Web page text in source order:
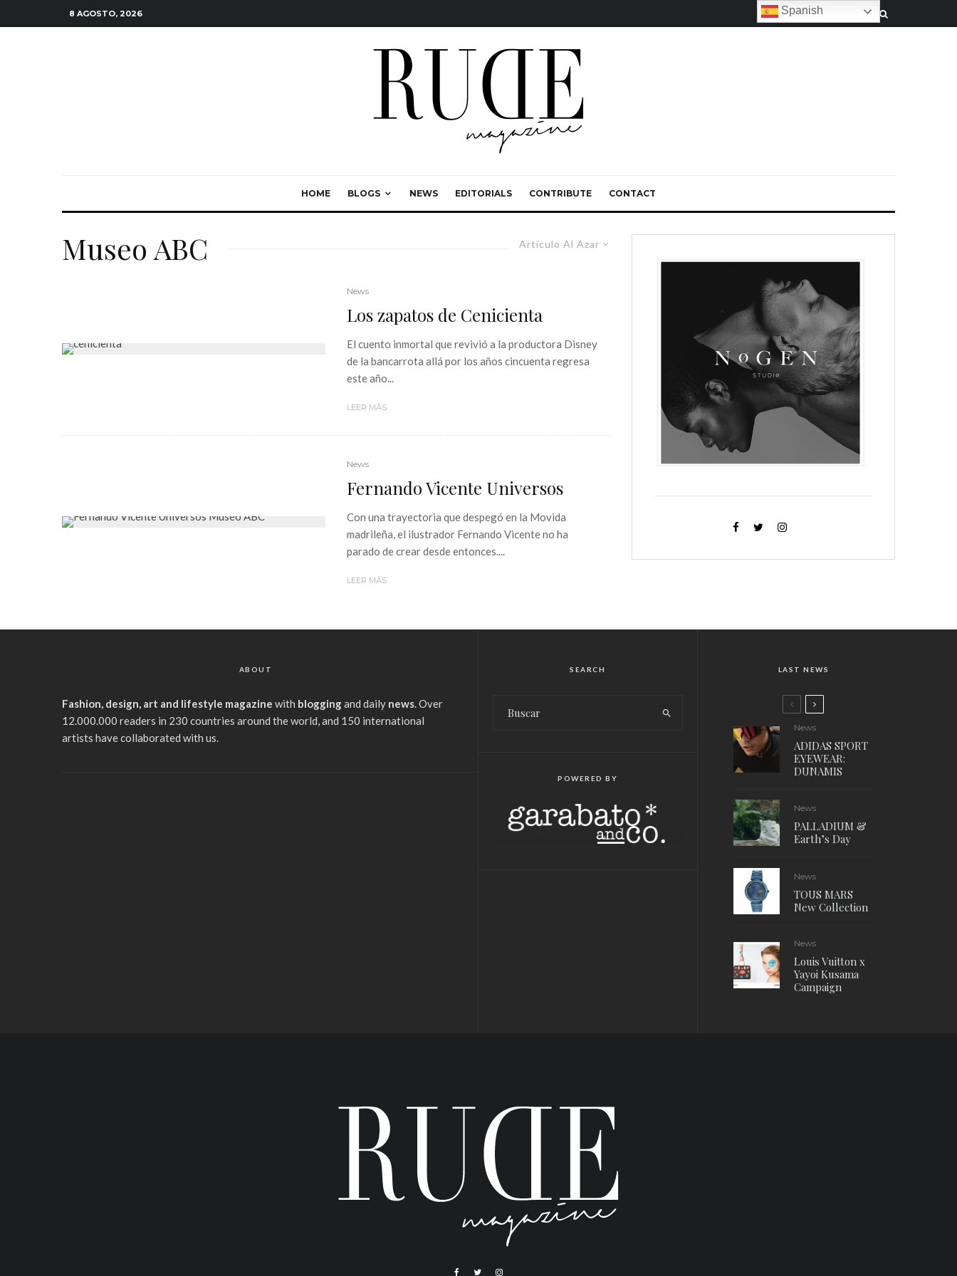
8 AGOSTO, 2026
HOME BLOGS NEWS EDITORIALS CONTRIBUTE CONTACT
Artículo Al Azar
Museo ABC
News
Los zapatos de Cenicienta
El cuento inmortal que revivió a la productora Disney
de la bancarrota allá por los años cincuenta regresa
este año...
LEER MÁS
News
Fernando Vicente Universos
Con una trayectoria que despegó en la Movida
madrileña, el ilustrador Fernando Vicente no ha
parado de crear desde entonces....
LEER MÁS
ABOUT
Fashion, design, art and lifestyle magazine with bloggingand daily news. Over
12.000.000 readers in 230 countries around the world, and 150 international
artists have collaborated with us.
SEARCH
POWERED BY
LAST NEWS
News
ADIDAS SPORT
EYEWEAR:
DUNAMIS
News
PALLADIUM &
Earth’s Day
News
TOUS MARS
New Collection
News
Louis Vuitton x
Yayoi Kusama
Campaign
Spanish